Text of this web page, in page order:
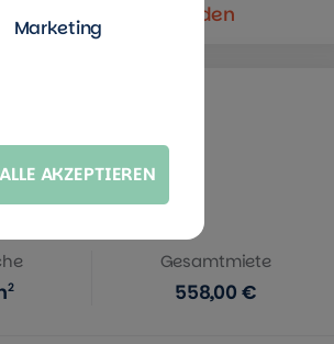
Anfrage senden
2
Gesamtmiete
558,00 €
Marketing
ALLE AKZEPTIEREN